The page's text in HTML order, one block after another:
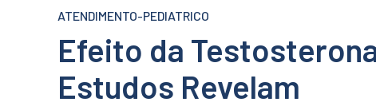
ATENDIMENTO-PEDIATRICO
Efeito da
Estudos Revelam